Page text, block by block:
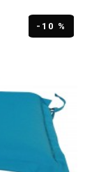
-10 %